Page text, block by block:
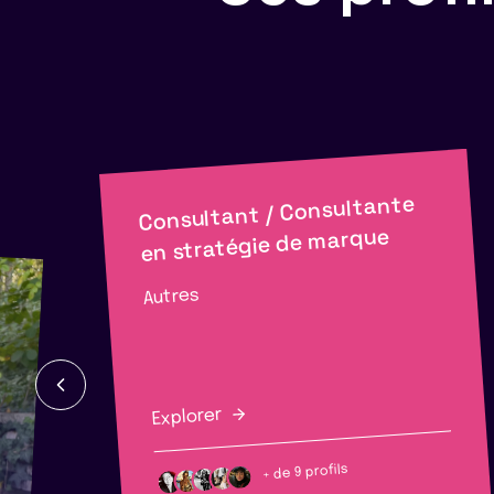
Consultant / Consultante
en stratégie de marque
Autres
Explorer
+ de 9 profils